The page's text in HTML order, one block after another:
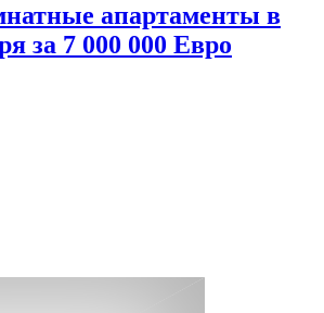
апартаменты в
за 7 000 000 Евро